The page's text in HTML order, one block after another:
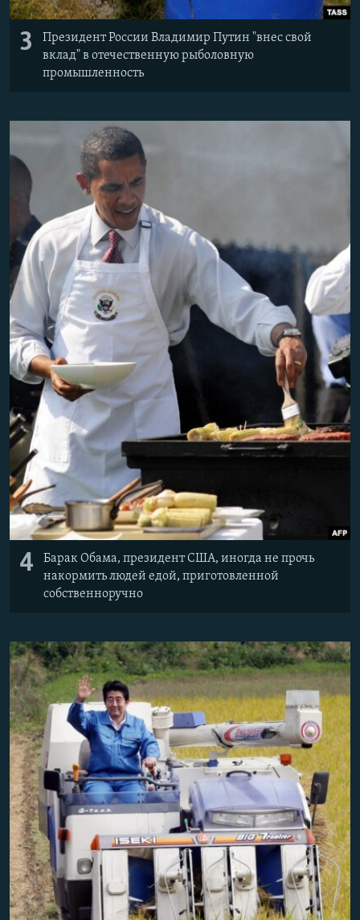
3
Президент России Владимир Путин "внес свой
вклад" в отечественную рыболовную
промышленность
4
Барак Обама, президент США, иногда не прочь
накормить людей едой, приготовленной
собственноручно